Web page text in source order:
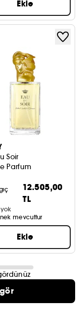
Ekle
Soir
Parfum
12.505,00
TL
mevcuttur
Ekle